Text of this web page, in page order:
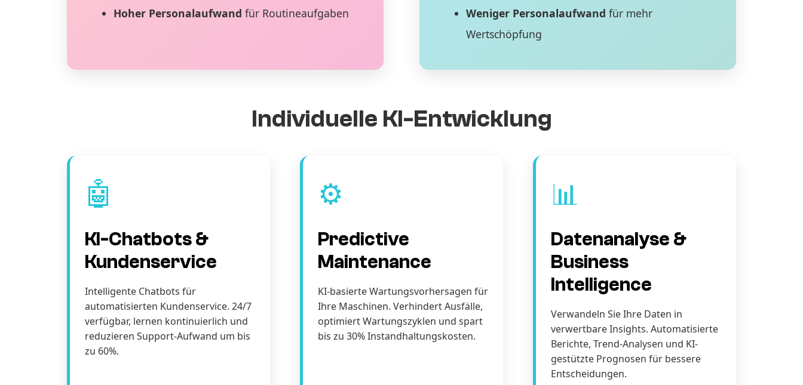
Hoher Personalaufwand für Routineaufgaben
Weniger Personalaufwand für mehr
Wertschöpfung
Individuelle KI-Entwicklung
🤖
KI-Chatbots &
Kundenservice
Intelligente Chatbots für
automatisierten Kundenservice. 24/7
verfügbar, lernen kontinuierlich und
reduzieren Support-Aufwand um bis
zu 60%.
⚙️
Predictive
Maintenance
KI-basierte Wartungsvorhersagen für
Ihre Maschinen. Verhindert Ausfälle,
optimiert Wartungszyklen und spart
bis zu 30% Instandhaltungskosten.
📊
Datenanalyse &
Business
Intelligence
Verwandeln Sie Ihre Daten in
verwertbare Insights. Automatisierte
Berichte, Trend-Analysen und KI-
gestützte Prognosen für bessere
Entscheidungen.